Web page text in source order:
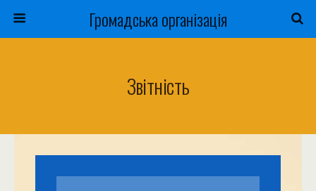
Громадська організація
Звітність